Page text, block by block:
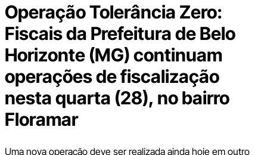
Operação Tolerância Zero:
Fiscais da Prefeitura de Belo
Horizonte (MG) continuam
operações de fiscalização
nesta quarta (28), no bairro
Floramar
Uma nova operação deve ser realizada ainda hoje em outro